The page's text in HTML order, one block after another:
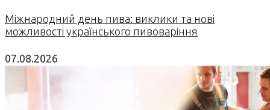
Міжнародний день пива: виклики та нові
можливості українського пивоваріння
07.08.2026